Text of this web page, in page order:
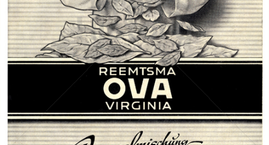
REEMTSMA A.-G. Imperial Tobacco Group 1952